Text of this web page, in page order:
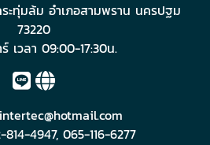
ะทุ่มล้ม อำเภอสามพราน นครปฐม
73220
เวลา 09:00-17:30น.
814-4947, 065-116-6277